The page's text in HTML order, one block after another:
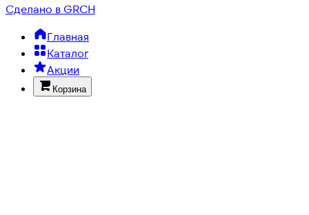
Сделано в GRCH
Главная
Каталог
Акции
Корзина